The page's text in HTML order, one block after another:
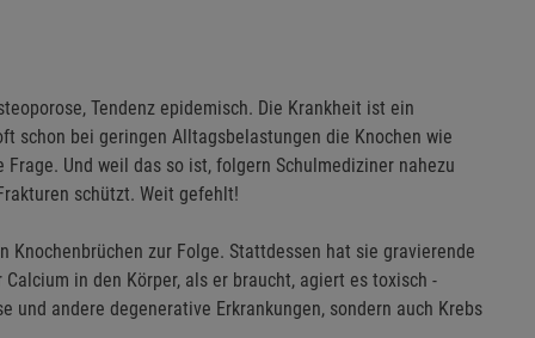
Tendenz epidemisch. Die Krankheit ist ein
schon bei geringen Alltagsbelastungen die Knochen wie
Und weil das so ist, folgern Schulmediziner nahezu
schützt. Weit gefehlt!
Knochenbrüchen zur Folge. Stattdessen hat sie gravierende
in den Körper, als er braucht, agiert es toxisch -
andere degenerative Erkrankungen, sondern auch Krebs